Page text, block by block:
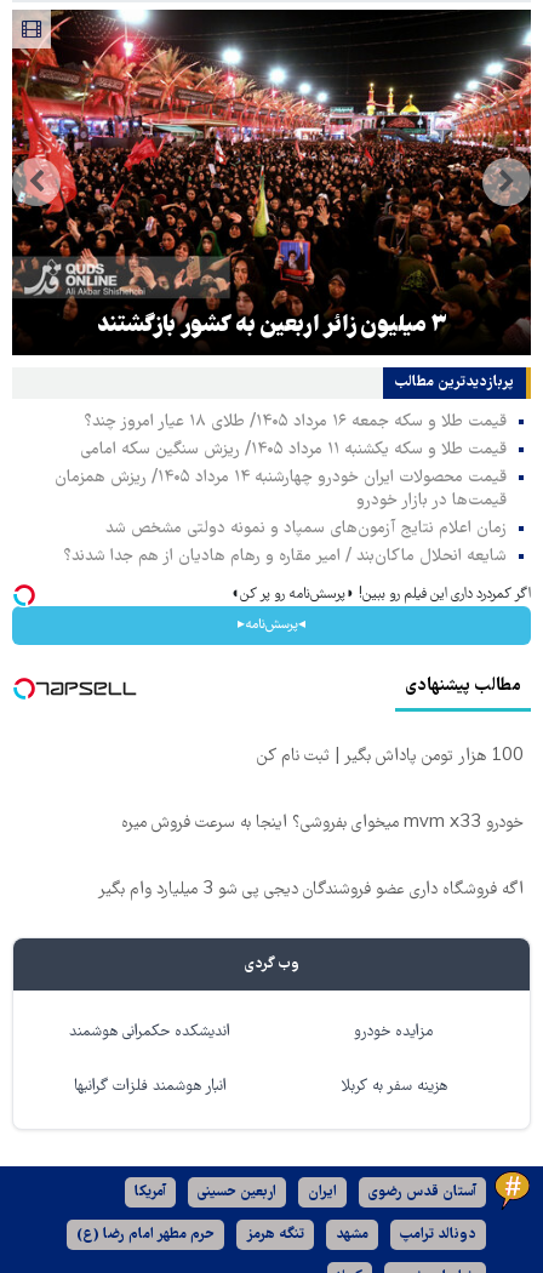
۳ میلیون زائر اربعین به کشور بازگشتند
پربازدیدترین‌ مطالب
قیمت طلا و سکه جمعه ۱۶ مرداد ۱۴۰۵/ طلای ۱۸ عیار امروز چند؟
قیمت طلا و سکه یکشنبه ۱۱ مرداد ۱۴۰۵/ ریزش سنگین سکه امامی
قیمت محصولات ایران خودرو چهارشنبه ۱۴ مرداد ۱۴۰۵/ ریزش همزمان
قیمت‌ها در بازار خودرو
زمان اعلام نتایج آزمون‌های سمپاد و نمونه دولتی مشخص شد
شایعه انحلال ماکان‌بند / امیر مقاره و رهام هادیان از هم جدا شدند؟
اگر کمردرد داری این فیلم رو ببین! ◗پرسش‌نامه رو پر کن◖
◂پرسش‌نامه▸
مطالب پیشنهادی
100 هزار تومن پاداش بگیر | ثبت نام کن
خودرو mvm x33 میخوای بفروشی؟ اینجا به سرعت فروش میره
اگه فروشگاه داری عضو فروشندگان دیجی پی شو 3 میلیارد وام بگیر
وب گردی
مزایده خودرو اندیشکده حکمرانی هوشمند
هزینه سفر به کربلا انبار هوشمند فلزات گرانبها
آستان قدس رضوی ایران اربعین حسینی آمریکا
دونالد ترامپ مشهد تنگه هرمز حرم مطهر امام رضا (ع)